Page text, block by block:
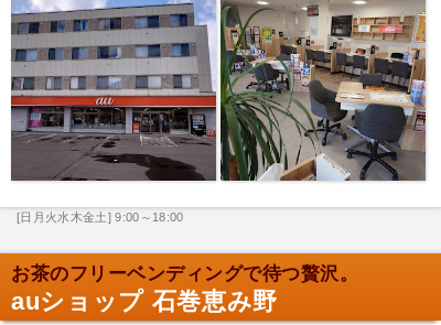
[日月火水木金土] 9:00～18:00
お茶のフリーベンディングで待つ贅沢。
auショップ 石巻恵み野